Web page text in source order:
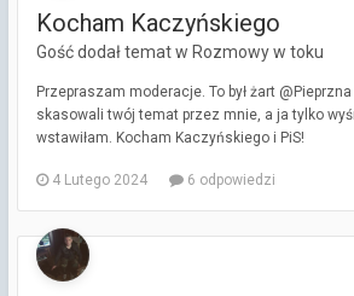
Kocham Kaczyńskiego
Gość dodał temat w Rozmowy w toku
Przepraszam moderacje. To był żart
skasowali twój temat przez mnie, a ja tylko
wstawiłam. Kocham Kaczyńskiego i PiS!
4 Lutego 2024 6 odpowiedzi